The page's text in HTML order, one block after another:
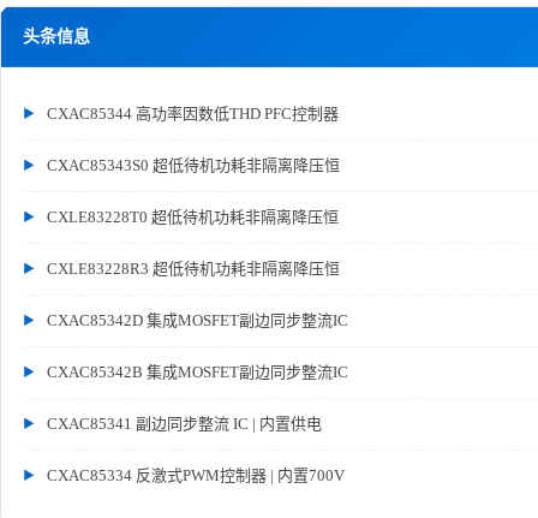
头条信息
CXAC85344 高功率因数低THD PFC控制器
CXAC85343S0 超低待机功耗非隔离降压恒
CXLE83228T0 超低待机功耗非隔离降压恒
CXLE83228R3 超低待机功耗非隔离降压恒
CXAC85342D 集成MOSFET副边同步整流IC
CXAC85342B 集成MOSFET副边同步整流IC
CXAC85341 副边同步整流 IC | 内置供电
CXAC85334 反激式PWM控制器 | 内置700V